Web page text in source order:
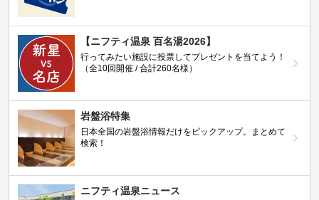
【ニフティ温泉 百名湯2026】
行ってみたい施設に投票してプレゼントを当てよう！
（全10回開催 / 合計260名様）
岩盤浴特集
日本全国の岩盤浴情報だけをピックアップ。まとめて
検索！
ニフティ温泉ニュース